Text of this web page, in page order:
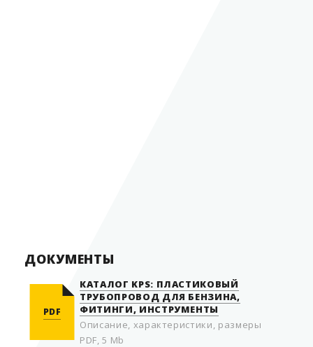
ДОКУМЕНТЫ
PDF
КАТАЛОГ KPS: ПЛАСТИКОВЫЙ
ТРУБОПРОВОД ДЛЯ БЕНЗИНА,
ФИТИНГИ, ИНСТРУМЕНТЫ
Описание, характеристики, размеры
PDF, 5 Mb